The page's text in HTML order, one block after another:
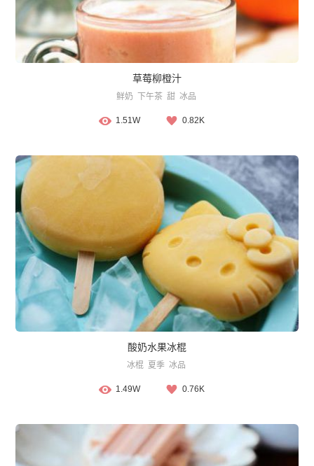
草莓柳橙汁
鲜奶 下午茶 甜 冰品
1.51W 0.82K
酸奶水果冰棍
冰棍 夏季 冰品
1.49W 0.76K